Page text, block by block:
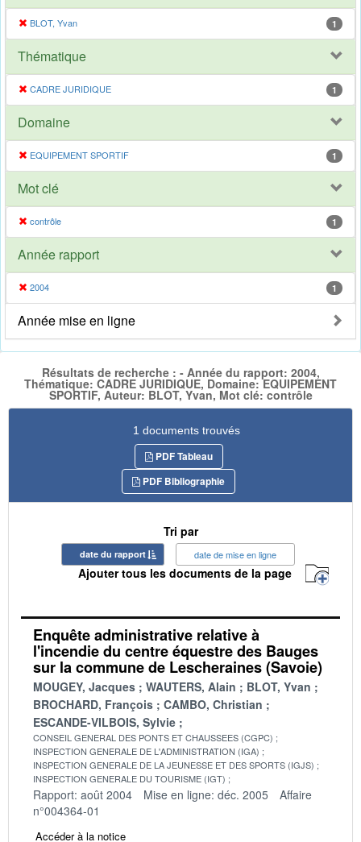
BLOT, Yvan 1
Thématique
CADRE JURIDIQUE 1
Domaine
EQUIPEMENT SPORTIF 1
Mot clé
contrôle 1
Année rapport
2004 1
Année mise en ligne
Résultats de recherche : - Année du rapport: 2004,
Thématique: CADRE JURIDIQUE, Domaine: EQUIPEMENT
SPORTIF, Auteur: BLOT, Yvan, Mot clé: contrôle
1 documents trouvés
PDF Tableau
PDF Bibliographie
Tri par
date du rapport date de mise en ligne
Ajouter tous les documents de la page
Enquête administrative relative à
l'incendie du centre équestre des Bauges
sur la commune de Lescheraines (Savoie)
MOUGEY, Jacques WAUTERS, Alain
BLOT, Yvan
BROCHARD, François
CAMBO, Christian
ESCANDE-VILBOIS, Sylvie
CONSEIL GENERAL DES PONTS ET CHAUSSEES (CGPC)
INSPECTION GENERALE DE L'ADMINISTRATION (IGA)
INSPECTION GENERALE DE LA JEUNESSE ET DES SPORTS (IGJS)
INSPECTION GENERALE DU TOURISME (IGT)
Rapport: août 2004 Mise en ligne: déc. 2005
Affaire
n°004364-01
Accéder à la notice